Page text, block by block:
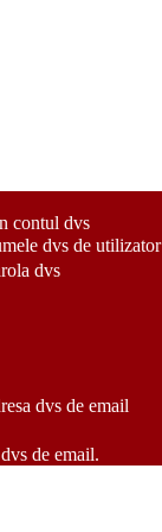
contul dvs
dvs de utilizator
dvs
dvs de email
de email.